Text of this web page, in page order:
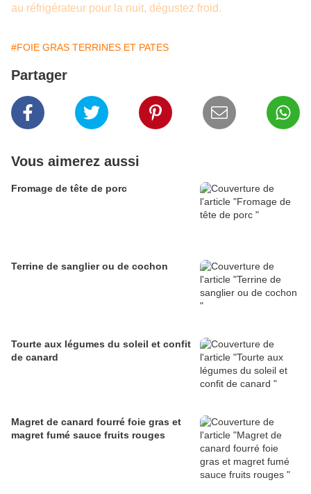
au réfrigérateur pour la nuit, dégustez froid.
#FOIE GRAS TERRINES ET PATES
Partager
Vous aimerez aussi
Fromage de tête de porc
Terrine de sanglier ou de cochon
Tourte aux légumes du soleil et confit
de canard
Magret de canard fourré foie gras et
magret fumé sauce fruits rouges